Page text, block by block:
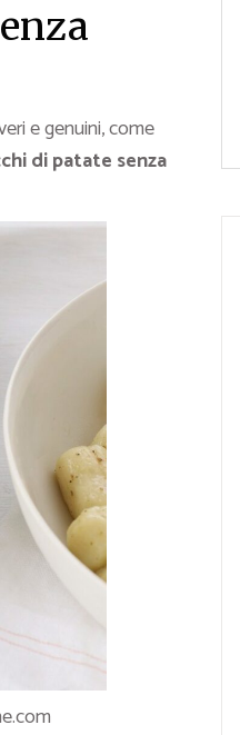
e genuini, come
di patate senza